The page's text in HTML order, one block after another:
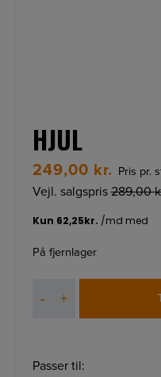
HJUL
249,00 kr. Pris pr.
Vejl. salgspris289,00
På fjernlager
-
antal
+
Passer til: